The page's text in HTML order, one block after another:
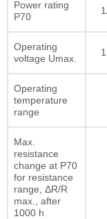
Power rating
P70
Operating
voltage Umax.
Operating
temperature
range
Max.
resistance
change at P70
for resistance
range, ΔR/R
max., after
1000 h